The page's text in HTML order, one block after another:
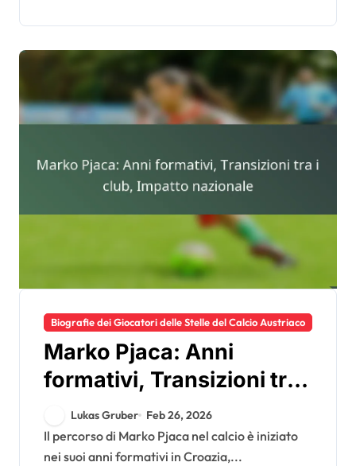
Biografie dei Giocatori delle Stelle del Calcio Austriaco
Marko Pjaca: Anni
formativi, Transizioni tra i
club, Impatto nazionale
Lukas Gruber Feb 26, 2026
Il percorso di Marko Pjaca nel calcio è iniziato
nei suoi anni formativi in Croazia,...